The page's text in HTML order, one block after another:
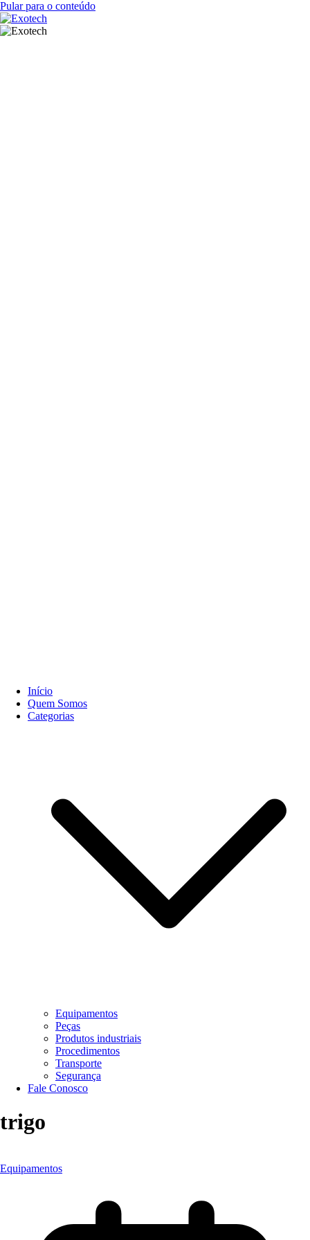
Pular para o conteúdo
Início
Quem Somos
Categorias
Equipamentos
Peças
Produtos industriais
Procedimentos
Transporte
Segurança
Fale Conosco
trigo
Equipamentos